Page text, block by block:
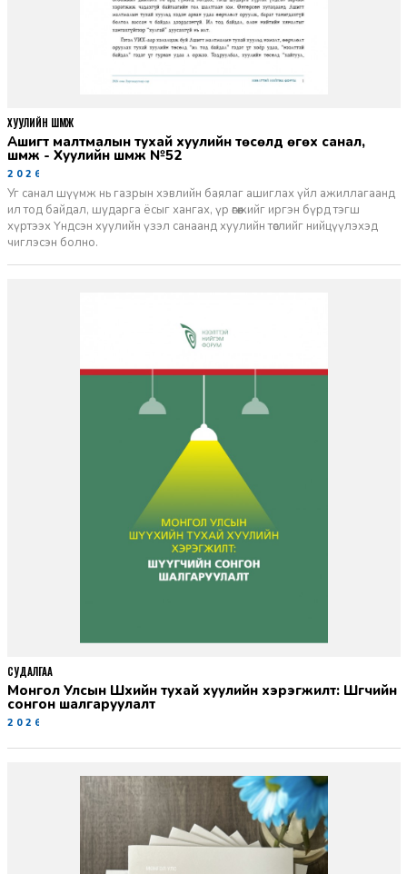
Ашигт малтмалын тухай хуулийн төсөлд өгөх санал,
шүүмж - Хуулийн шүүмж №52
2026-06-29
Уг санал шүүмж нь газрын хэвлийн баялаг ашиглах үйл ажиллагаанд
ил тод байдал, шударга ёсыг хангах, үр өгөөжийг иргэн бүрд тэгш
хүртээх Үндсэн хуулийн үзэл санаанд хуулийн төслийг нийцүүлэхэд
чиглэсэн болно.
ХУУЛИЙН ШҮҮМЖ
Монгол Улсын Шүүхийн тухай хуулийн хэрэгжилт: Шүүгчийн
сонгон шалгаруулалт
2026-06-19
СУДАЛГАА